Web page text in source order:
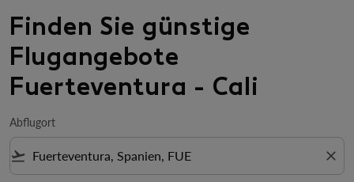
Finden Sie günstige
Flugangebote
Fuerteventura - Cali
Abflugort
flight_takeoff close